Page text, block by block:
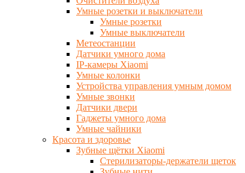
Умные розетки и выключатели
Умные розетки
Умные выключатели
Метеостанции
Датчики умного дома
IP-камеры Xiaomi
Умные колонки
Устройства управления умным домом
Умные звонки
Датчики двери
Гаджеты умного дома
Умные чайники
Красота и здоровье
Зубные щётки Xiaomi
Стерилизаторы-держатели щеток